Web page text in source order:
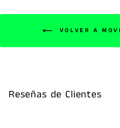
VOLVER A
Reseñas de Clientes